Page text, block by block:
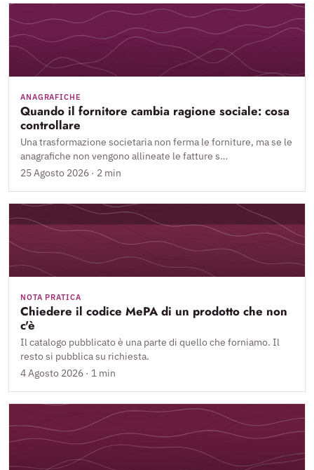
ANAGRAFICHE
Quando il fornitore cambia ragione sociale: cosa
controllare
Una trasformazione societaria non ferma le forniture, ma se le
anagrafiche non vengono allineate le fatture s…
25 Agosto 2026 · 2 min
NOTA PRATICA
Chiedere il codice MePA di un prodotto che non
c'è
Il catalogo pubblicato è una parte di quello che forniamo. Il
resto si pubblica su richiesta.
4 Agosto 2026 · 1 min